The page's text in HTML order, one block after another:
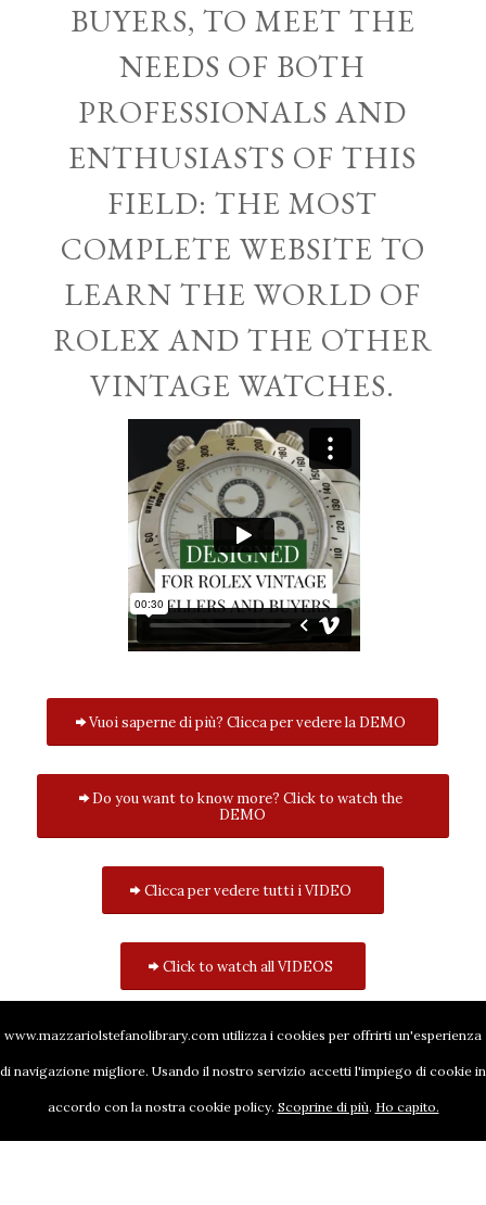
BUYERS, TO MEET THE
NEEDS OF BOTH
PROFESSIONALS AND
ENTHUSIASTS OF THIS
FIELD: THE MOST
COMPLETE WEBSITE TO
LEARN THE WORLD OF
ROLEX AND THE OTHER
VINTAGE WATCHES.
Vuoi saperne di più? Clicca per vedere la DEMO
Do you want to know more? Click to watch the
DEMO
Clicca per vedere tutti i VIDEO
Click to watch all VIDEOS
www.mazzariolstefanolibrary.com utilizza i cookies per offrirti un'esperienza
di navigazione migliore. Usando il nostro servizio accetti l'impiego di cookie in
accordo con la nostra cookie policy. Scoprine di più. Ho capito.